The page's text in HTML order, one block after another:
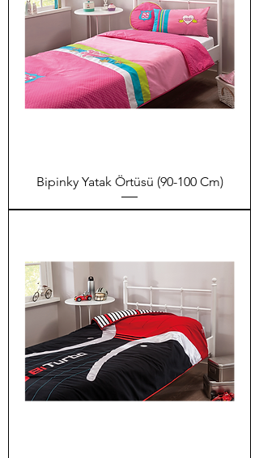
Bipinky Yatak Örtüsü (90-100 Cm)